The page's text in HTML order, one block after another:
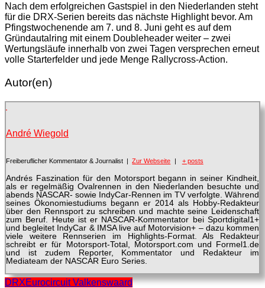
Nach dem erfolgreichen Gastspiel in den Niederlanden steht
für die DRX-Serien bereits das nächste Highlight bevor. Am
Pfingstwochenende am 7. und 8. Juni geht es auf dem
Gründautalring mit einem Doubleheader weiter – zwei
Wertungsläufe innerhalb von zwei Tagen versprechen erneut
volle Starterfelder und jede Menge Rallycross-Action.
Autor(en)
André Wiegold
Freiberuflicher Kommentator & Journalist | Zur Webseite | + posts
Andrés Faszination für den Motorsport begann in seiner Kindheit,
als er regelmäßig Ovalrennen in den Niederlanden besuchte und
abends NASCAR- sowie IndyCar-Rennen im TV verfolgte. Während
seines Ökonomiestudiums begann er 2014 als Hobby-Redakteur
über den Rennsport zu schreiben und machte seine Leidenschaft
zum Beruf. Heute ist er NASCAR-Kommentator bei Sportdigital1+
und begleitet IndyCar & IMSA live auf Motorvision+ – dazu kommen
viele weitere Rennserien im Highlights-Format. Als Redakteur
schreibt er für Motorsport-Total, Motorsport.com und Formel1.de
und ist zudem Reporter, Kommentator und Redakteur im
Mediateam der NASCAR Euro Series.
DRXEurocircuit Valkenswaard